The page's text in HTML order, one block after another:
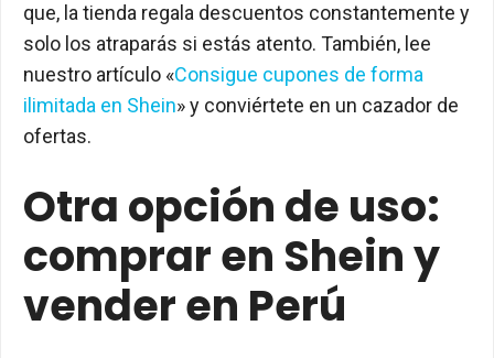
que, la tienda regala descuentos constantemente y
solo los atraparás si estás atento. También, lee
nuestro artículo «Consigue cupones de forma
ilimitada en Shein» y conviértete en un cazador de
ofertas.
Otra opción de uso:
comprar en Shein y
vender en Perú